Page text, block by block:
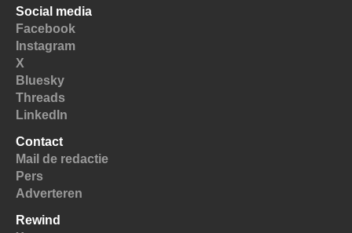
Social media
Facebook
Instagram
X
Bluesky
Threads
LinkedIn
Contact
Mail de redactie
Pers
Adverteren
Rewind